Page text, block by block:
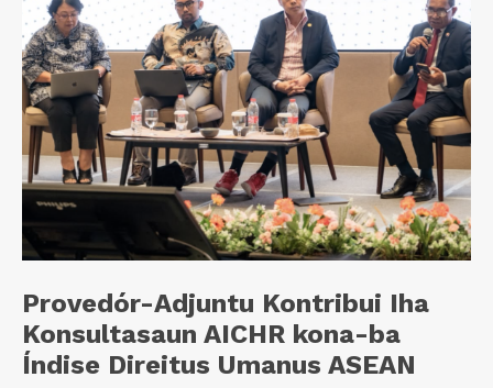
Provedór-Adjuntu Kontribui Iha
Konsultasaun AICHR kona-ba
Índise Direitus Umanus ASEAN